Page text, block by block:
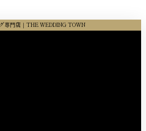
専門店｜THE WEDDING TOWN